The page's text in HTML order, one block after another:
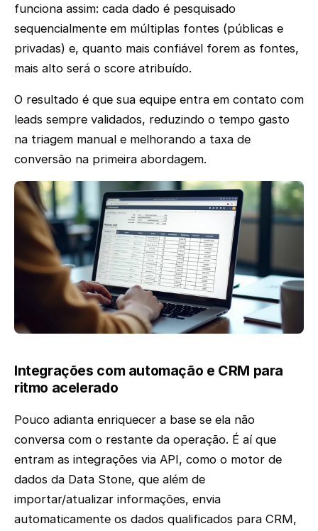
funciona assim: cada dado é pesquisado
sequencialmente em múltiplas fontes (públicas e
privadas) e, quanto mais confiável forem as fontes,
mais alto será o score atribuído.
O resultado é que sua equipe entra em contato com
leads sempre validados, reduzindo o tempo gasto
na triagem manual e melhorando a taxa de
conversão na primeira abordagem.
Integrações com automação e CRM para
ritmo acelerado
Pouco adianta enriquecer a base se ela não
conversa com o restante da operação. É aí que
entram as integrações via API, como o motor de
dados da Data Stone, que além de
importar/atualizar informações, envia
automaticamente os dados qualificados para CRM,